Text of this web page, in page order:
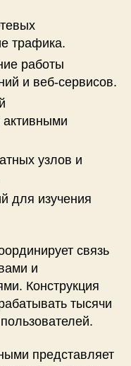
трафика.
работы
и веб-сервисов.
активными
узлов и
для изучения
связь
и
Конструкция
тысячи
представляет